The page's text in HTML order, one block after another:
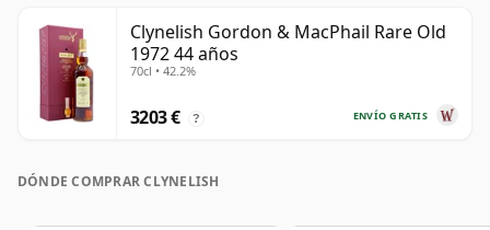
Clynelish Gordon & MacPhail Rare Old
1972 44 años
70cl • 42.2%
ENVÍO GRATIS
3203 € ?
DÓNDE COMPRAR CLYNELISH